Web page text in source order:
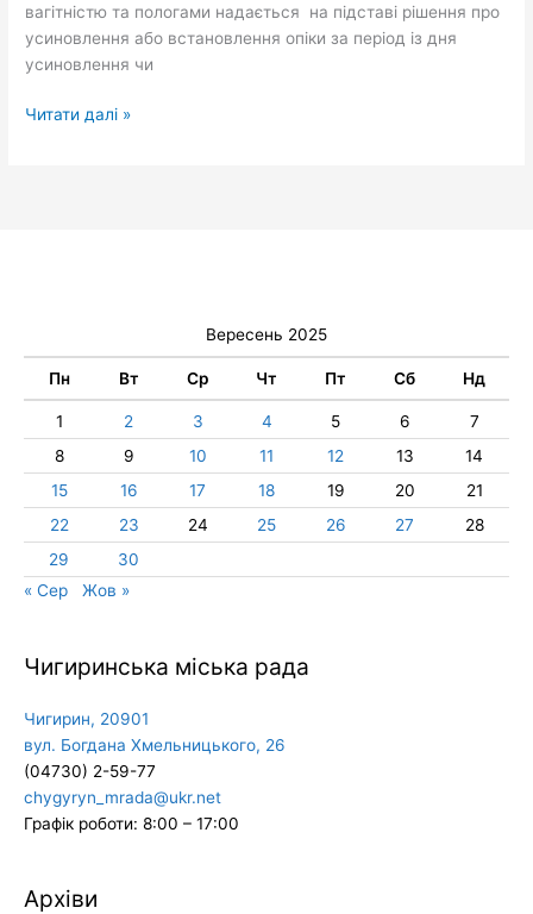
вагітністю та пологами надається на підставі рішення про
усиновлення або встановлення опіки за період із дня
усиновлення чи
Читати далі »
Вересень 2025
Пн Вт Ср Чт Пт Сб Нд
1 2 3 4 5 6
7
8
9 10 11 12 13
14
15
16 17 18 19 20
21
22
23 24 25 26 27
28
29
30
« Сер
Жов »
Чигиринська міська рада
Чигирин, 20901
вул. Богдана Хмельницького, 26
(04730) 2-59-77
chygyryn_mrada@ukr.net
Графік роботи: 8:00 – 17:00
Архіви
Архіви